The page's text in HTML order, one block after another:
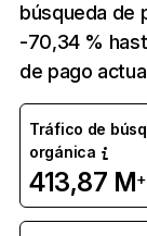
búsqueda de
-70,34 %
de pago
Tráfico de
orgánica
413,87 M